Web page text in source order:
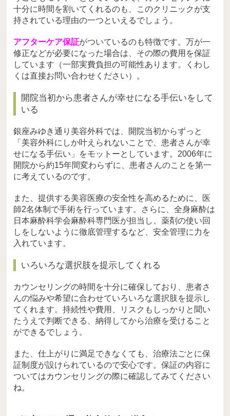
十分に時間を割いてくれるのも、このクリニックが支
持されている理由の一つといえるでしょう。
アフターケア保証がついているのも特徴です。万が一
修正などが必要になった場合は、その際の費用を保証
しています（一部実費負担の可能性あります。くわし
くは直接お問い合わせください）。
開院当初から患者さんが幸せになる手伝いをして
いる
銀座みゆき通り美容外科では、開院当初からずっと
「美容外科にしか叶えられないことで、患者さんが幸
せになる手伝い」をモットーとしています。2006年に
開院から約15年間変わらずに、患者さんのことを第一
に考えているのです。
また、提供する美容医療の安全性を高めるために、医
師2名体制で手術を行っています。さらに、全身麻酔は
日本麻酔科学会麻酔科専門医が担当し、薬剤の使い回
しをしないように徹底管理するなど、安全管理に力を
入れています。
いろいろな選択肢を提示してくれる
カウンセリングの時間を十分に確保しており、患者さ
んの悩みや希望に合わせていろいろな選択肢を提示し
てくれます。持続性や費用、リスクもしっかりと聞い
たうえで判断できる、納得してから治療を受けること
ができるでしょう。
また、仕上がりに満足できなくても、治療法ごとに保
証制度が設けられているので安心です。保証の内容に
ついてはカウンセリングの際に確認してみてください
ね。